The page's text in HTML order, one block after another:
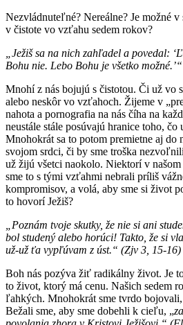
Nezvládnuteľné? Nereálne? Je možné
v čistote vo vzťahu sedem rokov?
„Ježiš sa na nich zahľadel a povedal:
Bohu nie. Lebo Bohu je všetko
Mnohí z nás bojujú s čistotou. Či už vo
alebo neskôr vo vzťahoch. Žijeme v
nahota a pornografia na nás číha na
neustále stále posúvajú hranice toho,
Mnohokrát sa to potom premietne aj do
svojom srdci, či by sme troška
už žijú všetci naokolo. Niektorí v
sme to s tými vzťahmi nebrali príliš
kompromisov, a volá, aby sme si život
to hovorí Ježiš?
„Poznám tvoje skutky, že nie si ani
bol studený alebo horúci! Takto, že si
už-už ťa vypľúvam z úst.“ (Zjv 3, 15-16)
Boh nás pozýva žiť radikálny život. Je
to život, ktorý má cenu. Našich sedem
ľahkých. Mnohokrát sme tvrdo
Bežali sme, aby sme dobehli k cieľu, „